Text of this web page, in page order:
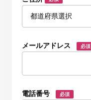
メールアドレス 必須
電話番号 必須